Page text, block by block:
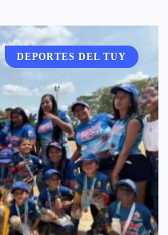
DEPORTES
DEPORTES DEL TUY